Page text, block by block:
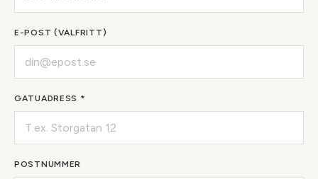
E-POST (VALFRITT)
GATUADRESS *
POSTNUMMER